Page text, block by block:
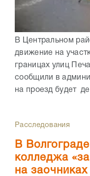
В Центральном
движение на
границах улиц
сообщили в
на проезд будет
Расследования
В
колледжа
на заочниках